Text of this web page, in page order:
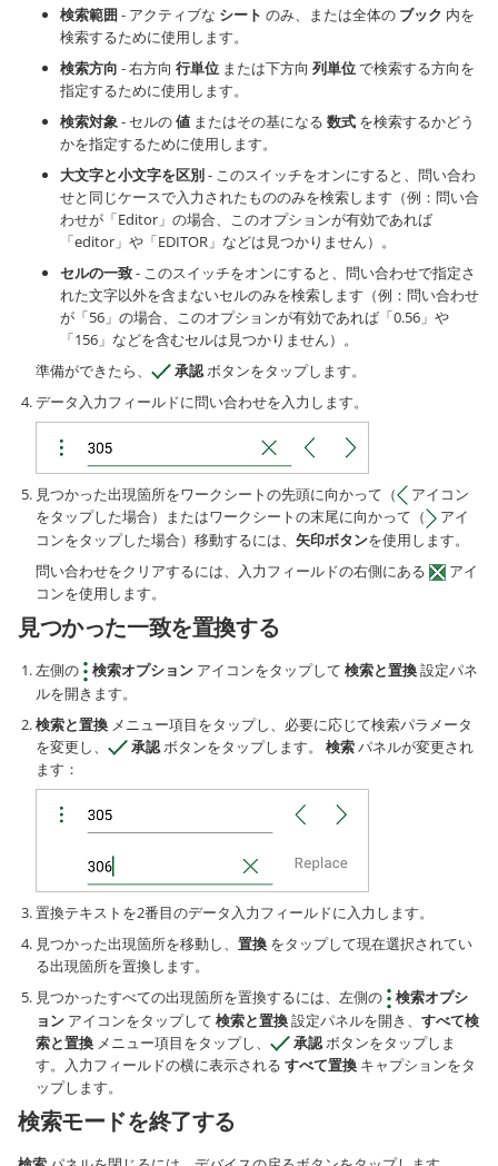
検索範囲- アクティブな シート のみ、または全体の ブック 内を
検索するために使用します。
検索方向 - 右方向 行単位 または下方向 列単位で検索する方向を
指定するために使用します。
検索対象 - セルの値 またはその基になる 数式 を検索するかどう
かを指定するために使用します。
大文字と小文字を区別- このスイッチをオンにすると、問い合わ
せと同じケースで入力されたもののみを検索します（例：問い合
わせが「Editor」の場合、このオプションが有効であれば
「editor」や「EDITOR」などは見つかりません）。
セルの一致- このスイッチをオンにすると、問い合わせで指定さ
れた文字以外を含まないセルのみを検索します（例：問い合わせ
が「56」の場合、このオプションが有効であれば「0.56」や
「156」などを含むセルは見つかりません）。
準備ができたら、
承認 ボタンをタップします。
データ入力フィールドに問い合わせを入力します。
見つかった出現箇所をワークシートの先頭に向かって（
アイコン
をタップした場合）またはワークシートの末尾に向かって（
アイ
コンをタップした場合）移動するには、 矢印ボタンを使用します。
問い合わせをクリアするには、入力フィールドの右側にある
アイ
コンを使用します。
見つかった一致を置換する
左側の 検索オプション アイコンをタップして 検索と置換設定パネ
ルを開きます。
検索と置換 メニュー項目をタップし、必要に応じて検索パラメータ
を変更し、
承認 ボタンをタップします。 検索パネルが変更され
ます：
置換テキストを2番目のデータ入力フィールドに入力します。
見つかった出現箇所を移動し、 置換 をタップして現在選択されてい
る出現箇所を置換します。
見つかったすべての出現箇所を置換するには、左側の
検索オプシ
ョン アイコンをタップして 検索と置換設定パネルを開き、 すべて検
索と置換 メニュー項目をタップし、 承認ボタンをタップしま
す。入力フィールドの横に表示される すべて置換 キャプションをタ
ップします。
検索モードを終了する